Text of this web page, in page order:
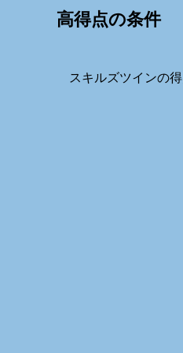
高得点の条件
スキルズツインの